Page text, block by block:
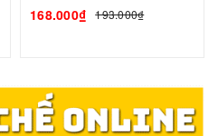
168.000₫
193.000₫